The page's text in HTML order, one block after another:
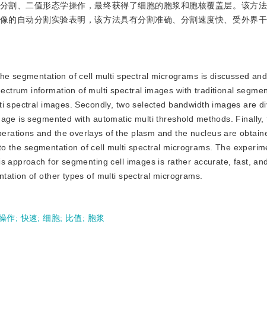
割、二值形态学操作，最终获得了细胞的胞浆和胞核覆盖层。该方
自动分割实验表明，该方法具有分割准确、分割速度快、受外界干
segmentation of cell multi spectral micrograms is discussed
information of multi spectral images with traditional
images. Secondly, two selected bandwidth images are
is segmented with automatic multi threshold methods. Finally,
and the overlays of the plasm and the nucleus are
the segmentation of cell multi spectral micrograms. The
approach for segmenting cell images is rather accurate, fast,
of other types of multi spectral micrograms.
作;快速;细胞; 比值; 胞浆